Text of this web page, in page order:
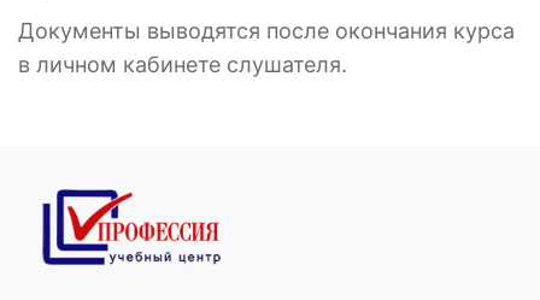
Документы выводятся после окончания курса
в личном кабинете слушателя.